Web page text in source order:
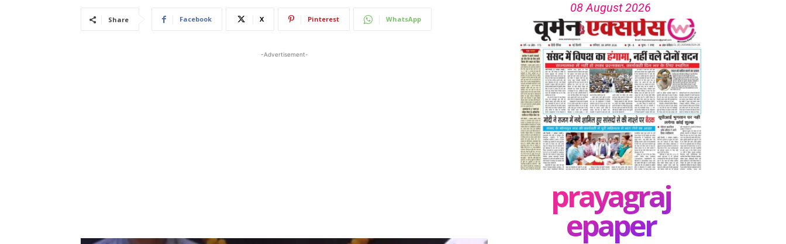
Share Facebook X Pinterest WhatsApp
-Advertisement-
08 August 2026
prayagraj
epaper